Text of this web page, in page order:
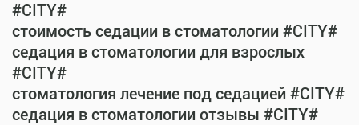
#CITY#
стоимость седации в стоматологии #CITY#
седация в стоматологии для взрослых
#CITY#
стоматология лечение под седацией #CITY#
седация в стоматологии отзывы #CITY#